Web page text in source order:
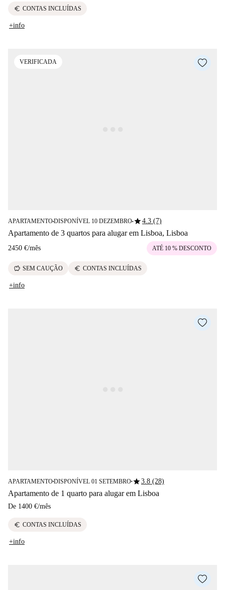
euro CONTAS INCLUÍDAS
+info
VERIFICADA
APARTAMENTO■DISPONÍVEL 10 DEZEMBRO■star4.3 (7)
Apartamento de 3 quartos para alugar em Lisboa, Lisboa
2450 €/mês ATÉ 10 % DESCONTO
savings SEM CAUÇÃO euro CONTAS INCLUÍDAS
+info
APARTAMENTO■DISPONÍVEL 01 SETEMBRO■star3.8 (28)
Apartamento de 1 quarto para alugar em Lisboa
De 1400 €/mês
euro CONTAS INCLUÍDAS
+info